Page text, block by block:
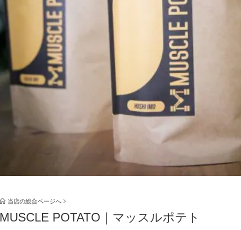
当店の総合ページへ
MUSCLE POTATO｜マッスルポテト